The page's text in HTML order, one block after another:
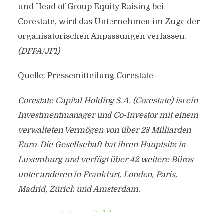
und Head of Group Equity Raising bei
Corestate, wird das Unternehmen im Zuge der
organisatorischen Anpassungen verlassen.
(DFPA/JF1)
Quelle: Pressemitteilung Corestate
Corestate Capital Holding S.A. (Corestate) ist ein
Investmentmanager und Co-Investor mit einem
verwalteten Vermögen von über 28 Milliarden
Euro. Die Gesellschaft hat ihren Hauptsitz in
Luxemburg und verfügt über 42 weitere Büros
unter anderen in Frankfurt, London, Paris,
Madrid, Zürich und Amsterdam.